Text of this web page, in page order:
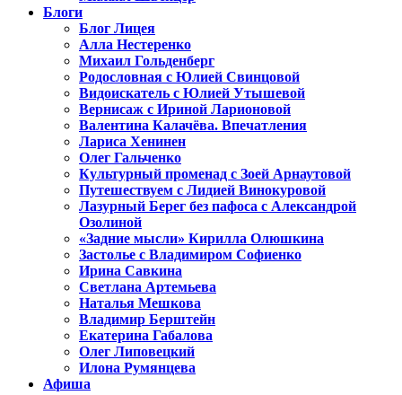
Блоги
Блог Лицея
Алла Нестеренко
Михаил Гольденберг
Родословная с Юлией Свинцовой
Видоискатель с Юлией Утышевой
Вернисаж с Ириной Ларионовой
Валентина Калачёва. Впечатления
Лариса Хенинен
Олег Гальченко
Культурный променад с Зоей Арнаутовой
Путешествуем с Лидией Винокуровой
Лазурный Берег без пафоса с Александрой
Озолиной
«Задние мысли» Кирилла Олюшкина
Застолье с Владимиром Софиенко
Ирина Савкина
Светлана Артемьева
Наталья Мешкова
Владимир Берштейн
Екатерина Габалова
Олег Липовецкий
Илона Румянцева
Афиша